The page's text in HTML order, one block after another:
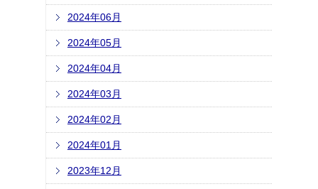
2024年06月
2024年05月
2024年04月
2024年03月
2024年02月
2024年01月
2023年12月